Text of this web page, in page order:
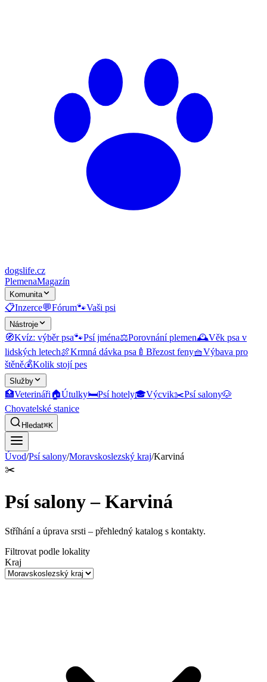
dogslife.cz
PlemenaMagazín
Komunita
📋Inzerce💬Fórum🐾Vaši psi
Nástroje
🧭Kvíz: výběr psa🐾Psí jména⚖️Porovnání plemen🕰️Věk psa v
lidských letech🍖Krmná dávka psa 🍼 Březost feny🧺Výbava pro
štěně💰Kolik stojí pes
Služby
🏥Veterináři🏠Útulky🛏️Psí hotely🎓Výcvik✂️Psí salony🐶
Chovatelské stanice
Hledat⌘K
Úvod/Psí salony/Moravskoslezský kraj/Karviná
✂️
Psí salony – Karviná
Stříhání a úprava srsti – přehledný katalog s kontakty.
Filtrovat podle lokality
Kraj